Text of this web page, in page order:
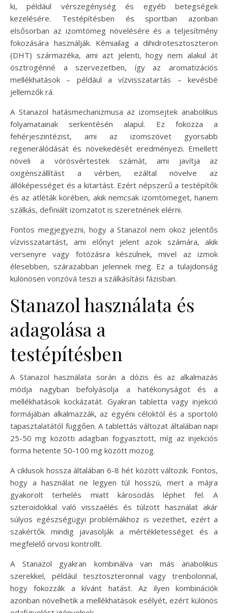
ki, például vérszegénység és egyéb betegségek
kezelésére. Testépítésben és sportban azonban
elsősorban az izomtömeg növelésére és a teljesítmény
fokozására használják. Kémiailag a dihidrotesztoszteron
(DHT) származéka, ami azt jelenti, hogy nem alakul át
ösztrogénné a szervezetben, így az aromatizációs
mellékhatások – például a vízvisszatartás – kevésbé
jellemzők rá.
A Stanazol hatásmechanizmusa az izomsejtek anabolikus
folyamatainak serkentésén alapul. Ez fokozza a
fehérjeszintézist, ami az izomszövet gyorsabb
regenerálódását és növekedését eredményezi. Emellett
növeli a vörösvértestek számát, ami javítja az
oxigénszállítást a vérben, ezáltal növelve az
állóképességet és a kitartást. Ezért népszerű a testépítők
és az atléták körében, akik nemcsak izomtömeget, hanem
szálkás, definiált izomzatot is szeretnének elérni.
Fontos megjegyezni, hogy a Stanazol nem okoz jelentős
vízvisszatartást, ami előnyt jelent azok számára, akik
versenyre vagy fotózásra készülnek, mivel az izmok
élesebben, szárazabban jelennek meg. Ez a tulajdonság
különösen vonzóvá teszi a szálkásítási fázisban.
Stanazol használata és
adagolása a
testépítésben
A Stanazol használata során a dózis és az alkalmazás
módja nagyban befolyásolja a hatékonyságot és a
mellékhatások kockázatát. Gyakran tabletta vagy injekció
formájában alkalmazzák, az egyéni céloktól és a sportoló
tapasztalatától függően. A tablettás változat általában napi
25-50 mg közötti adagban fogyasztott, míg az injekciós
forma hetente 50-100 mg között mozog.
A ciklusok hossza általában 6-8 hét között változik. Fontos,
hogy a használat ne legyen túl hosszú, mert a májra
gyakorolt terhelés miatt károsodás léphet fel. A
szteroidokkal való visszaélés és túlzott használat akár
súlyos egészségügyi problémákhoz is vezethet, ezért a
szakértők mindig javasolják a mértékletességet és a
megfelelő orvosi kontrollt.
A Stanazol gyakran kombinálva van más anabolikus
szerekkel, például tesztoszteronnal vagy trenbolonnal,
hogy fokozzák a kívánt hatást. Az ilyen kombinációk
azonban növelhetik a mellékhatások esélyét, ezért különös